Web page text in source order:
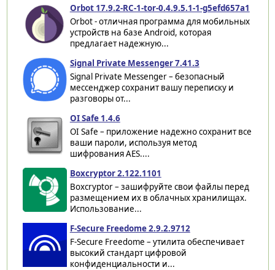
Orbot 17.9.2-RC-1-tor-0.4.9.5.1-1-g5efd657a1
Orbot - отличная программа для мобильных
устройств на базе Android, которая
предлагает надежную...
Signal Private Messenger 7.41.3
Signal Private Messenger – безопасный
мессенджер сохранит вашу переписку и
разговоры от...
OI Safe 1.4.6
OI Safe – приложение надежно сохранит все
ваши пароли, используя метод
шифрования AES....
Boxcryptor 2.122.1101
Boxcryptor – зашифруйте свои файлы перед
размещением их в облачных хранилищах.
Использование...
F-Secure Freedome 2.9.2.9712
F-Secure Freedome – утилита обеспечивает
высокий стандарт цифровой
конфиденциальности и...